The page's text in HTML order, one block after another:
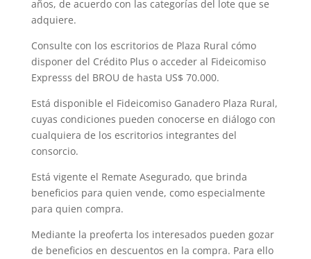
años, de acuerdo con las categorías del lote que se
adquiere.
Consulte con los escritorios de Plaza Rural cómo
disponer del Crédito Plus o acceder al Fideicomiso
Expresss del BROU de hasta US$ 70.000.
Está disponible el Fideicomiso Ganadero Plaza Rural,
cuyas condiciones pueden conocerse en diálogo con
cualquiera de los escritorios integrantes del
consorcio.
Está vigente el Remate Asegurado, que brinda
beneficios para quien vende, como especialmente
para quien compra.
Mediante la preoferta los interesados pueden gozar
de beneficios en descuentos en la compra. Para ello